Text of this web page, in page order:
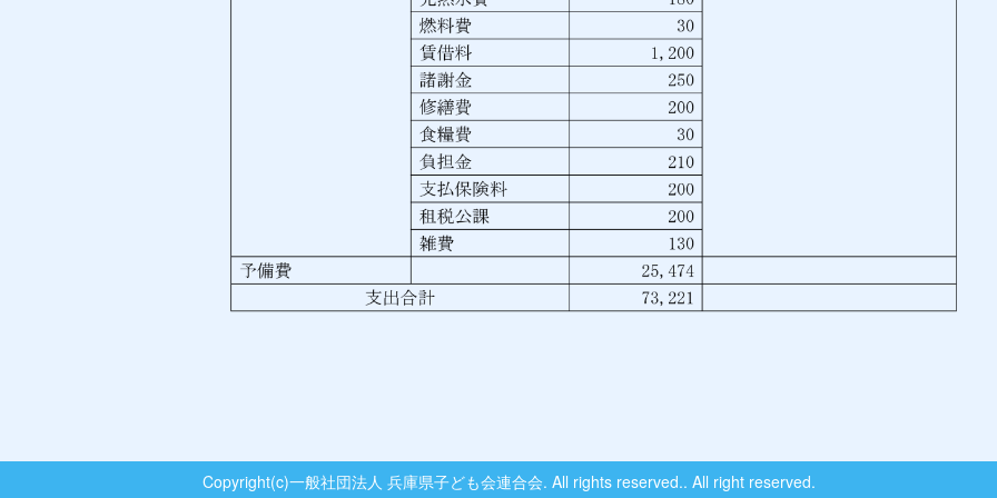
Copyright(c)一般社団法人 兵庫県子ども会連合会. All rights reserved.. All right reserved.